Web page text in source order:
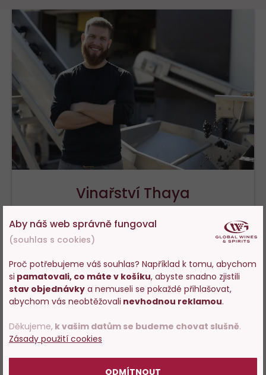
Vinařství Thaya
Na kraji obce Havraníky, nedaleko působivého
toku řeky Dyje, se nachází progresivní vinařství
právě po řece Dyji. Vinice leží ve znojemské
vinařské podoblasti.
VÍCE O VÝROBCI
Aby náš web správně fungoval
(souhlas s cookies)
Proč potřebujeme váš souhlas? Například k tomu, abychom
si pamatovali, co máte v košíku, abyste snadno zjistili
stav objednávky a nemuseli se pokaždé přihlašovat,
abychom vás neobtěžovali nevhodnou reklamou.
Děkujeme, k vašim datům se budeme chovat slušně.
Zásady použití cookies
ODMÍTNOUT
Vstupujete na stránky
s prodejem alkoholu. Prosím